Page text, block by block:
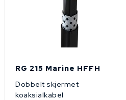
RG 215 Marine HFFH
Dobbelt skjermet
koaksialkabel